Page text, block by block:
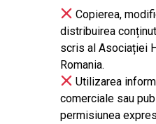
Copierea,
distribuirea
scris al Asociației
Romania.
Utilizarea
comerciale sau
permisiunea